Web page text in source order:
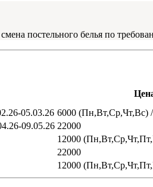
постельного белья по
05.03.26 6000 (Пн,Вт,Ср,Чт,Вс)
09.05.26 22000
12000
22000
12000